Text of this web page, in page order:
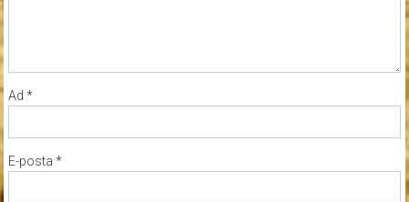
Ad *
E-posta *